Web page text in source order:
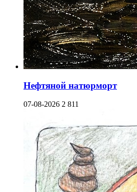
Нефтяной натюрморт
07-08-2026 2 811